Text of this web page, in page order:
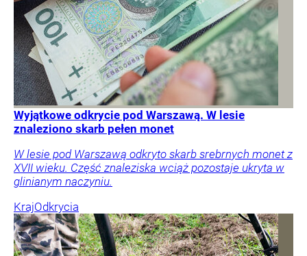
Wyjątkowe odkrycie pod Warszawą. W lesie
znaleziono skarb pełen monet
W lesie pod Warszawą odkryto skarb srebrnych monet z
XVII wieku. Część znaleziska wciąż pozostaje ukryta w
glinianym naczyniu.
KrajOdkrycia